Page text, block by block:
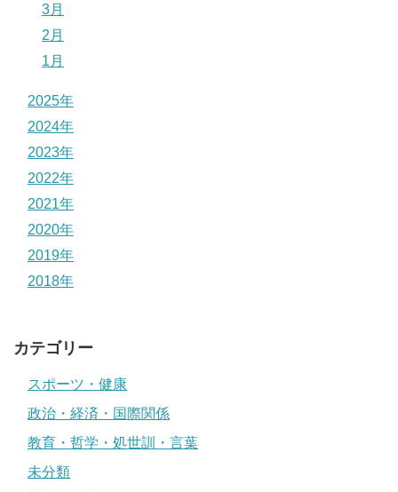
3月
2月
1月
2025年
2024年
2023年
2022年
2021年
2020年
2019年
2018年
カテゴリー
スポーツ・健康
政治・経済・国際関係
教育・哲学・処世訓・言葉
未分類